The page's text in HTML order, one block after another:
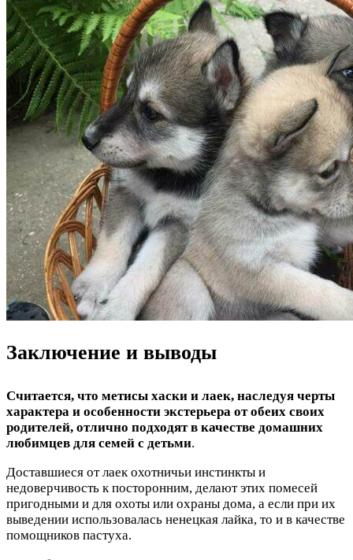
Заключение и выводы
Считается, что метисы хаски и лаек, наследуя черты
характера и особенности экстерьера от обеих своих
родителей, отлично подходят в качестве домашних
любимцев для семей с детьми.
Доставшиеся от лаек охотничьи инстинкты и
недоверчивость к посторонним, делают этих помесей
пригодными и для охоты или охраны дома, а если при их
выведении использовалась ненецкая лайка, то и в качестве
помощников пастуха.